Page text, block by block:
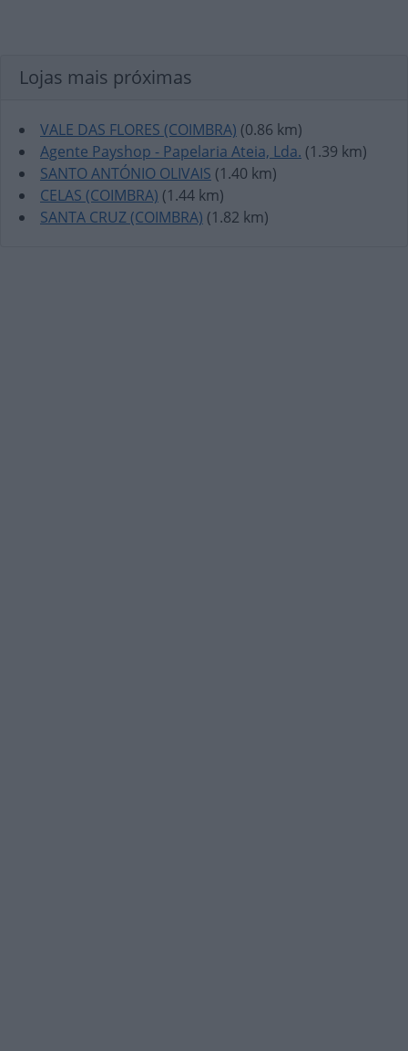
Lojas mais próximas
VALE DAS FLORES (COIMBRA) (0.86 km)
Agente Payshop - Papelaria Ateia, Lda. (1.39 km)
SANTO ANTÓNIO OLIVAIS (1.40 km)
CELAS (COIMBRA) (1.44 km)
SANTA CRUZ (COIMBRA) (1.82 km)